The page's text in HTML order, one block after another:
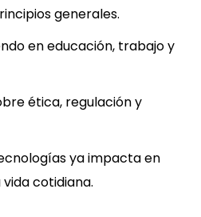
generales.
en educación, trabajo y
ética, regulación y
ya impacta en
cotidiana.